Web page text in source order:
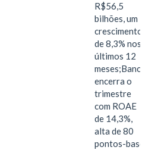
R$56,5
bilhões, um
crescimento
de 8,3% nos
últimos 12
meses;Banco
encerra o
trimestre
com ROAE
de 14,3%,
alta de 80
pontos-base